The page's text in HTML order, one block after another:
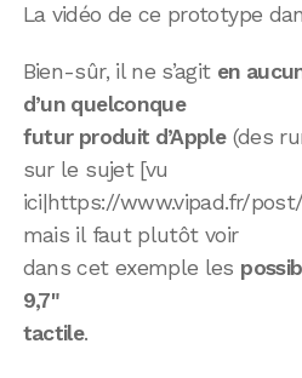
La vidéo de ce prototype
Bien-sûr, il ne s’agit en
d’un quelconque
futur produit d’Apple(des
sur le sujet [vu
ici|https://www.vipad.fr/
mais il faut plutôt voir
dans cet exemple les
9,7"
tactile.